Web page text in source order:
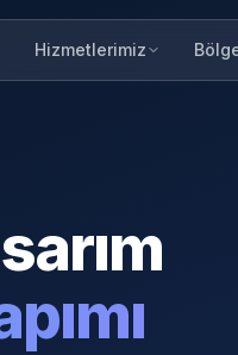
Hizmetlerimiz